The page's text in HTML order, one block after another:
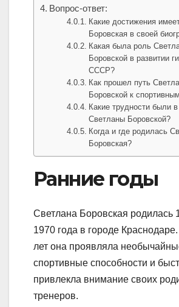
Вопрос-ответ:
Какие достижения
Боровская в своей
Какая была роль
Боровской в развитии
СССР?
Как прошел путь
Боровской к
Какие трудности были
Светланы Боровской?
Когда и где родилась
Боровская?
Ранние годы
Светлана Боровская родилась
1970 года в городе
лет она проявляла
спортивные способности и
привлекла внимание своих
тренеров.